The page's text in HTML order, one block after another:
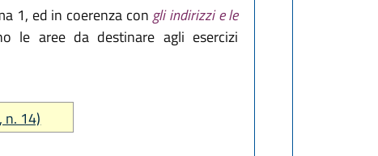
1, ed in coerenza congli indirizzi e le
le aree da destinare agli esercizi
n. 14)